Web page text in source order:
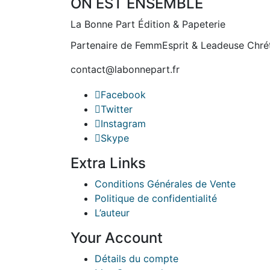
La Bonne Part Édition & Papeterie
Partenaire de FemmEsprit & Leadeuse
contact@labonnepart.fr
Facebook
Twitter
Instagram
Skype
Extra Links
Conditions Générales de Vente
Politique de confidentialité
L’auteur
Your Account
Détails du compte